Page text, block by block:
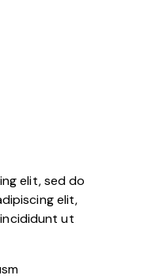
elit, sed do
elit,
ut